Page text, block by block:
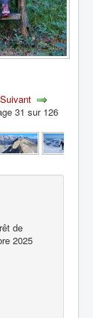
Suivant
31 sur 126
de
2025